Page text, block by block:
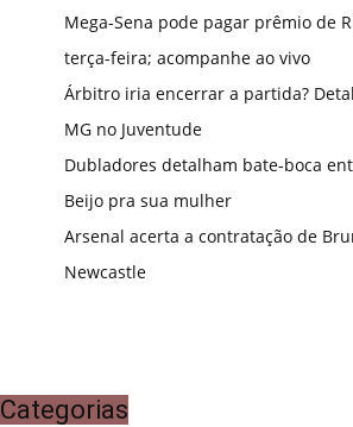
Mega-Sena pode pagar prêmio de
terça-feira; acompanhe ao vivo
Árbitro iria encerrar a partida?
MG no Juventude
Dubladores detalham bate-boca
Beijo pra sua mulher
Arsenal acerta a contratação de
Newcastle
Categorias